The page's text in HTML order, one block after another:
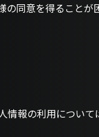
の同意を得ることが
情報の利用につい